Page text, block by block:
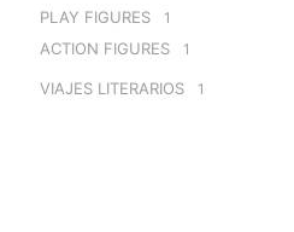
PLAY FIGURES 1
ACTION FIGURES 1
VIAJES LITERARIOS 1